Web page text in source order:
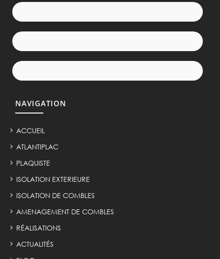
NAVIGATION
ACCUEIL
ATLANTIPLAC
PLAQUISTE
ISOLATION EXTERIEURE
ISOLATION DE COMBLES
AMENAGEMENT DE COMBLES
RÉALISATIONS
ACTUALITÉS